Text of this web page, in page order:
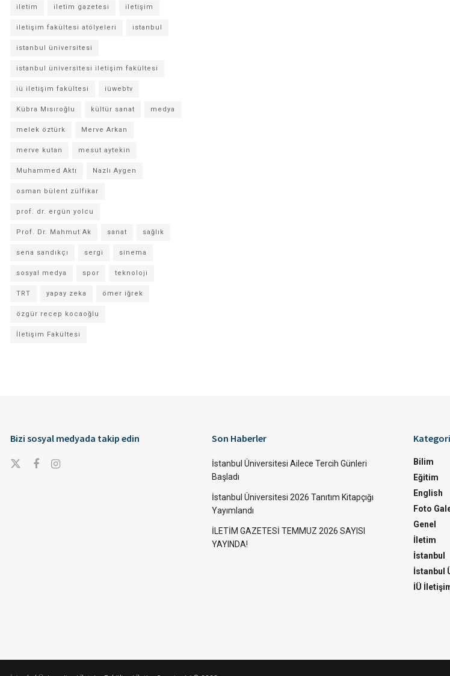
iletim iletim gazetesi iletişim
iletişim fakültesi atölyeleri istanbul
istanbul üniversitesi
istanbul üniversitesi iletişim fakültesi
iü iletişim fakültesi iüwebtv
Kübra Mısıroğlu kültür sanat medya
melek öztürk Merve Arkan
merve kutan mesut aytekin
Muhammed Aktı Nazlı Aygen
osman bülent zülfikar
prof. dr. ergün yolcu
Prof. Dr. Mahmut Ak sanat sağlık
sena sandıkçı sergi sinema
sosyal medya spor teknoloji
TRT yapay zeka ömer iğrek
özgür recep kocaoğlu
İletişim Fakültesi
Bizi sosyal medyada takip edin Son Haberler
İstanbul Üniversitesi Ailece Tercih Günleri
Başladı
İstanbul Üniversitesi 2026 Tanıtım Kitapçığı
Yayımlandı
İLETİM GAZETESİ TEMMUZ 2026 SAYISI
YAYINDA!
Bilim
Eğitim
English
Foto
Genel
İletim
İstanbul
İstanbul
İÜ